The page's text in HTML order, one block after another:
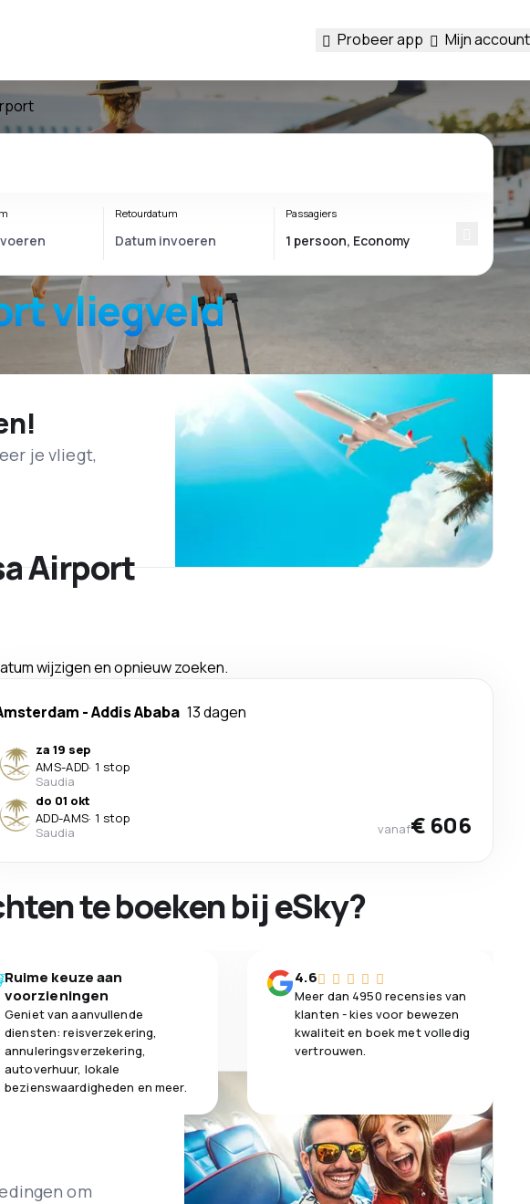
Probeer app Mijn account
vliegveld
Retourdatum Passagiers
je vliegt,
Airport
wijzigen en opnieuw zoeken.
-Addis Ababa 13 dagen
za 19 sep
AMS-ADD· 1 stop
Saudia
do 01 okt
ADD-AMS· 1 stop
Saudia
vanaf€ 606
te boeken bij eSky?
Ruime keuze aan
voorzieningen
Geniet van aanvullende
diensten: reisverzekering,
annuleringsverzekering,
autoverhuur, lokale
bezienswaardigheden en meer.
4.6
Meer dan 4950 recensies van
klanten - kies voor bewezen
kwaliteit en boek met volledig
vertrouwen.
om